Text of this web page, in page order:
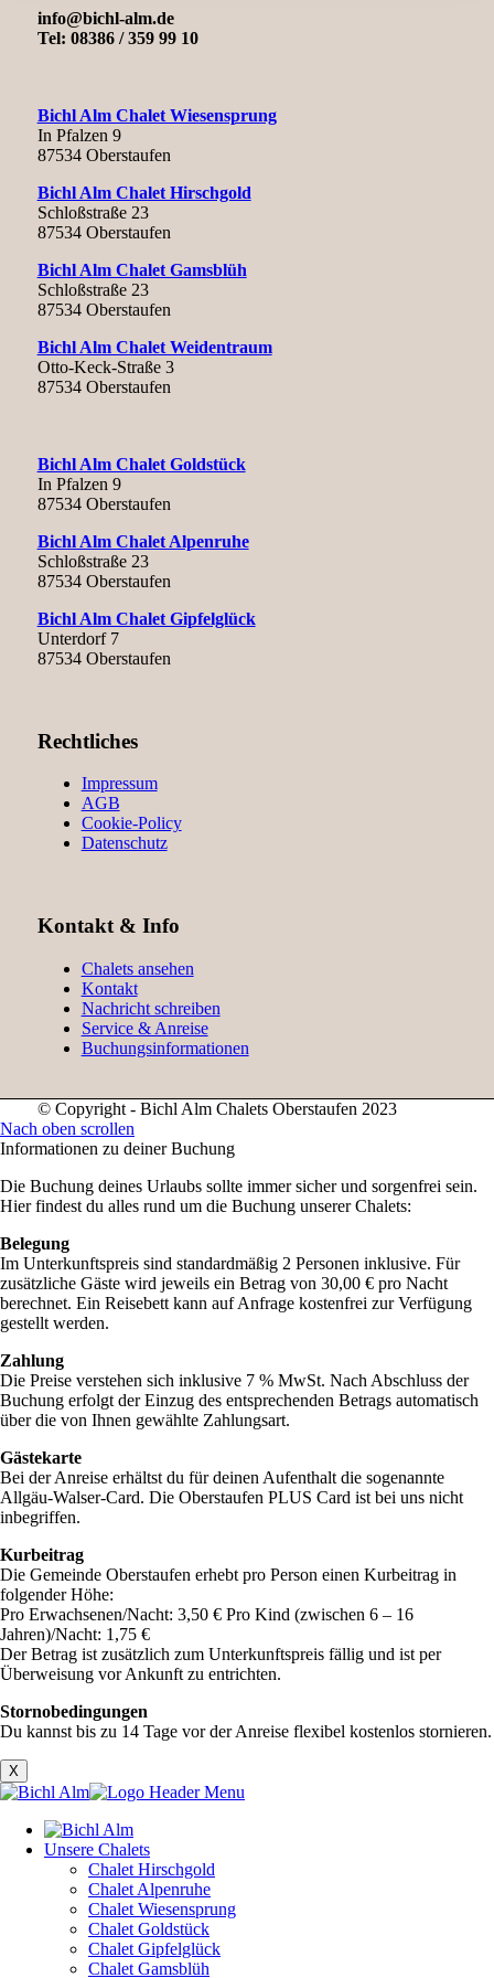
Schnee & Skiurlaub
Sommererlebnisse
info@bichl-alm.de
Tel: 08386 / 359 99 10
Bichl Alm Chalet Wiesensprung
In Pfalzen 9
87534 Oberstaufen
Bichl Alm Chalet Hirschgold
Schloßstraße 23
87534 Oberstaufen
Bichl Alm Chalet Gamsblüh
Schloßstraße 23
87534 Oberstaufen
Bichl Alm Chalet Weidentraum
Otto-Keck-Straße 3
87534 Oberstaufen
Bichl Alm Chalet Goldstück
In Pfalzen 9
87534 Oberstaufen
Bichl Alm Chalet Alpenruhe
Schloßstraße 23
87534 Oberstaufen
Bichl Alm Chalet Gipfelglück
Unterdorf 7
87534 Oberstaufen
Rechtliches
Impressum
AGB
Cookie-Policy
Datenschutz
Kontakt & Info
Chalets ansehen
Kontakt
Nachricht schreiben
Service & Anreise
Buchungsinformationen
© Copyright - Bichl Alm Chalets Oberstaufen 2023
Nach oben scrollen
Informationen zu deiner Buchung
Die Buchung deines Urlaubs sollte immer sicher und sorgenfrei sein.
Hier findest du alles rund um die Buchung unserer Chalets:
Belegung
Im Unterkunftspreis sind standardmäßig 2 Personen inklusive. Für
zusätzliche Gäste wird jeweils ein Betrag von 30,00 € pro Nacht
berechnet. Ein Reisebett kann auf Anfrage kostenfrei zur Verfügung
gestellt werden.
Zahlung
Die Preise verstehen sich inklusive 7 % MwSt. Nach Abschluss der
Buchung erfolgt der Einzug des entsprechenden Betrags automatisch
über die von Ihnen gewählte Zahlungsart.
Gästekarte
Bei der Anreise erhältst du für deinen Aufenthalt die sogenannte
Allgäu-Walser-Card. Die Oberstaufen PLUS Card ist bei uns nicht
inbegriffen.
Kurbeitrag
Die Gemeinde Oberstaufen erhebt pro Person einen Kurbeitrag in
folgender Höhe:
Pro Erwachsenen/Nacht: 3,50 € Pro Kind (zwischen 6 – 16
Jahren)/Nacht: 1,75 €
Der Betrag ist zusätzlich zum Unterkunftspreis fällig und ist per
Überweisung vor Ankunft zu entrichten.
Stornobedingungen
Du kannst bis zu 14 Tage vor der Anreise flexibel kostenlos stornieren.
X
Unsere Chalets
Chalet Hirschgold
Chalet Alpenruhe
Chalet Wiesensprung
Chalet Goldstück
Chalet Gipfelglück
Chalet Gamsblüh